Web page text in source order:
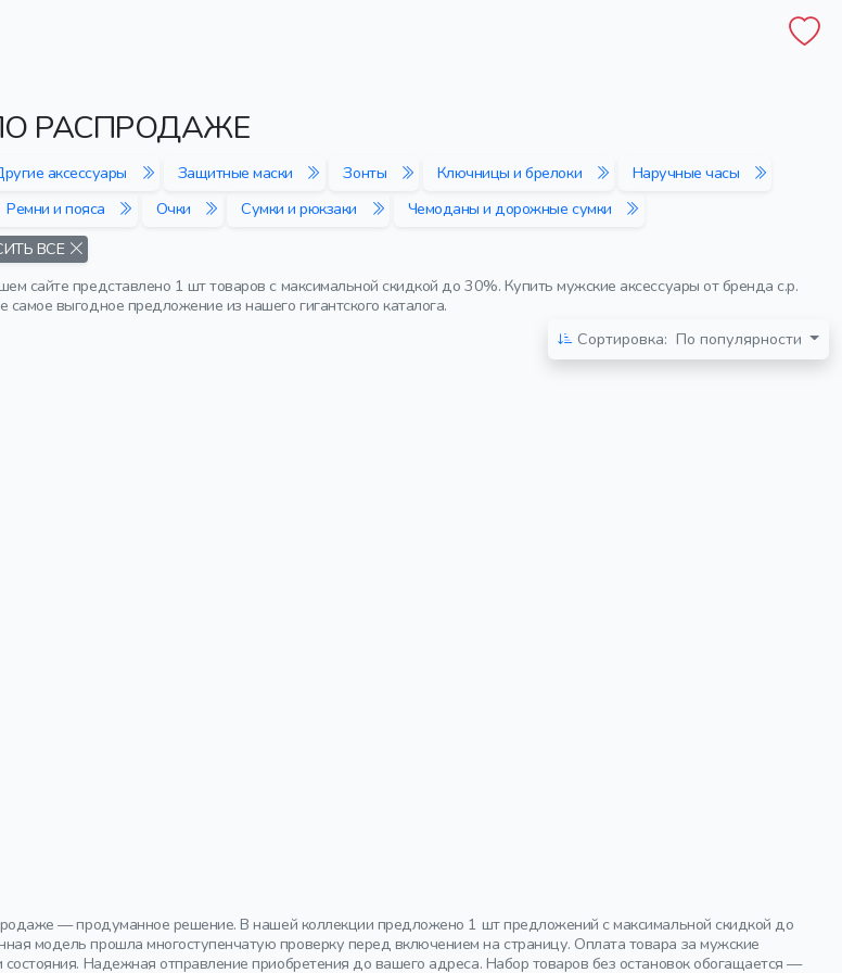
РАСПРОДАЖЕ
аксессуары Защитные маски Зонты Ключницы и брелоки
Наручные часы
Ремни и пояса Очки Сумки и рюкзаки
Чемоданы и дорожные сумки
ВСЕ
сайте представлено 1 шт товаров с максимальной скидкой до 30%. Купить мужские аксессуары от бренда c.p.
выгодное предложение из нашего гигантского каталога.
Сортировка: По популярности
— продуманное решение. В нашей коллекции предложено 1 шт предложений с максимальной скидкой до
модель прошла многоступенчатую проверку перед включением на страницу. Оплата товара за мужские
Надежная отправление приобретения до вашего адреса. Набор товаров без остановок обогащается —